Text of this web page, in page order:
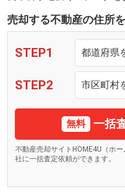
売却する不動産の住所
STEP1
STEP2
無料 一括
不動産売却サイトHOME4U（ホ
社に一括査定依頼ができます。